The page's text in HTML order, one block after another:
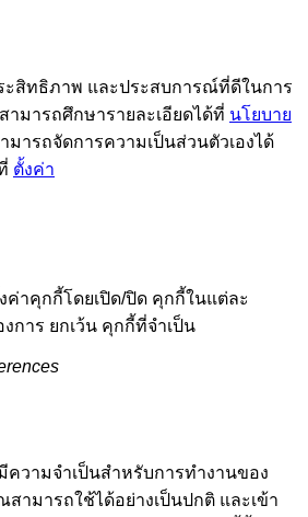
ะสิทธิภาพ และประสบการณ์ที่ดีในการ
มารถศึกษารายละเอียดได้ที่ นโยบาย
มารถจัดการความเป็นส่วนตัวเองได้
ตั้งค่า
าคุกกี้โดยเปิด/ปิด คุกกี้ในแต่ละ
การ ยกเว้น คุกกี้ที่จำเป็น
ความจำเป็นสำหรับการทำงานของ
สามารถใช้ได้อย่างเป็นปกติ และเข้า